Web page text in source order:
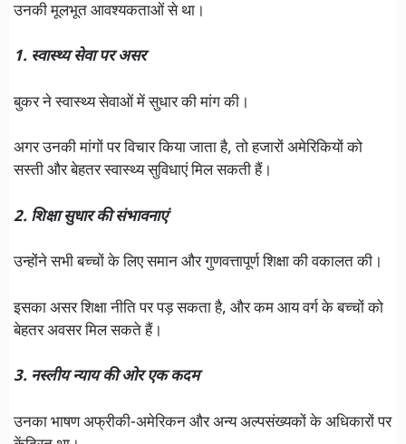
उनकी मूलभूत आवश्यकताओं से था।
1. स्वास्थ्य सेवा पर असर
बुकर ने स्वास्थ्य सेवाओं में सुधार की मांग की।
अगर उनकी मांगों पर विचार किया जाता है, तो हजारों अमेरिकियों को
सस्ती और बेहतर स्वास्थ्य सुविधाएं मिल सकती हैं।
2. शिक्षा सुधार की संभावनाएं
उन्होंने सभी बच्चों के लिए समान और गुणवत्तापूर्ण शिक्षा की वकालत की।
इसका असर शिक्षा नीति पर पड़ सकता है, और कम आय वर्ग के बच्चों को
बेहतर अवसर मिल सकते हैं।
3. नस्लीय न्याय की ओर एक कदम
उनका भाषण अफ्रीकी-अमेरिकन और अन्य अल्पसंख्यकों के अधिकारों पर